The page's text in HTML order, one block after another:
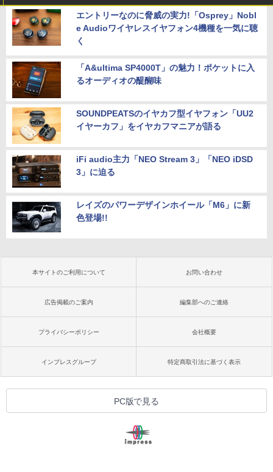
エントリーなのに脅威の実力!「Osprey」Nobl
e Audioワイヤレスイヤフォン4機種を一気に聴
く
「A&ultima SP4000T」の魅力！ポケットに入
るオーディオの醍醐味
SOUNDPEATSのイヤカフ型イヤフォン「UU2
イヤーカフ」をイヤカフマニアが語る
iFi audio主力「NEO Stream 3」「NEO iDSD
3」に迫る
レイズのパワーデザインホイール「M6」に新
色登場!!
本サイトのご利用について お問い合わせ
広告掲載のご案内 編集部へのご連絡
プライバシーポリシー 会社概要
インプレスグループ 特定商取引法に基づく表示
PC版で見る